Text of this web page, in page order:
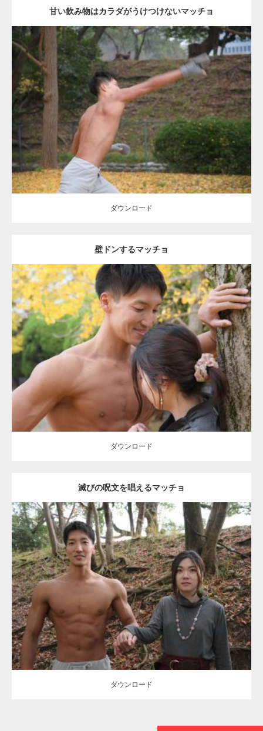
甘い飲み物はカラダがうけつけないマッチョ
Update:2021.07.8
Category: 公園のマッチョ その他 AKIHITO(細マッチョ) 背中
ダウンロード
ダウンロード
壁ドンするマッチョ
Update: 2021.07.8
Category:公園のマッチョ その他 AKIHITO(細マッチョ) 大胸筋 肩 腹
筋
ダウンロード
ダウンロード
滅びの呪文を唱えるマッチョ
Update:2021.07.8
Category:公園のマッチョ その他 AKIHITO(細マッチョ) 大胸筋 腹筋
ダウンロード
ダウンロード
【YouTube】マッチョフリー素材メンバーが
ギネス世界記録…
【TV】TBS番組「ひるおび」にてマッスルプ
ラスが紹介されま…
TOKYO FMラジオ番組「ONE MORNING」
で紹介さ…
NHK「所さん！事件ですよ」に取材されまし
た（6/8放送）